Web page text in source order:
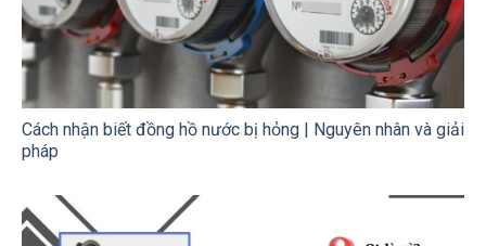
Cách nhận biết đồng hồ nước bị hỏng | Nguyên nhân và giải
pháp